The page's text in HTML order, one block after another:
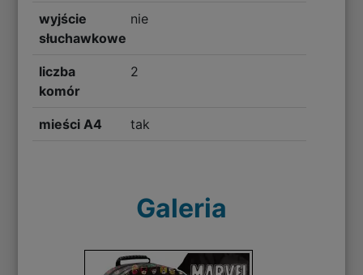
wyjście
słuchawkowe
nie
liczba
komór
2
mieści A4 tak
Galeria